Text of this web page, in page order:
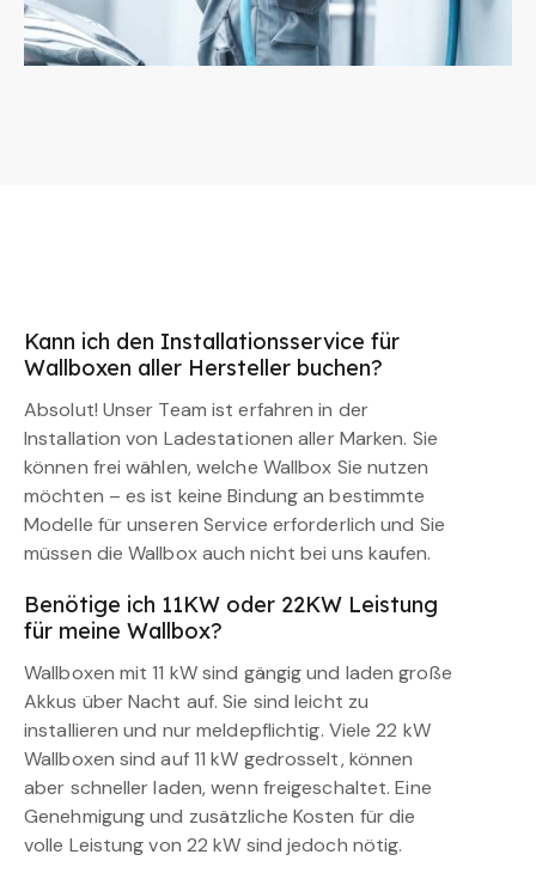
Kann ich den Installationsservice für
Wallboxen aller Hersteller buchen?
Absolut! Unser Team ist erfahren in der
Installation von Ladestationen aller Marken. Sie
können frei wählen, welche Wallbox Sie nutzen
möchten – es ist keine Bindung an bestimmte
Modelle für unseren Service erforderlich und Sie
müssen die Wallbox auch nicht bei uns kaufen.
Benötige ich 11KW oder 22KW Leistung
für meine Wallbox?
Wallboxen mit 11 kW sind gängig und laden große
Akkus über Nacht auf. Sie sind leicht zu
installieren und nur meldepflichtig. Viele 22 kW
Wallboxen sind auf 11 kW gedrosselt, können
aber schneller laden, wenn freigeschaltet. Eine
Genehmigung und zusätzliche Kosten für die
volle Leistung von 22 kW sind jedoch nötig.